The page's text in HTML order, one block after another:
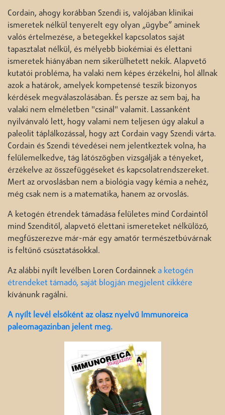
Cordain, ahogy korábban Szendi is, valójában klinikai
ismeretek nélkül tenyerelt egy olyan „ügybe” aminek
valós értelmezése, a betegekkel kapcsolatos saját
tapasztalat nélkül, és mélyebb biokémiai és élettani
ismeretek hiányában nem sikerülhetett nekik. Alapvető
kutatói probléma, ha valaki nem képes érzékelni, hol állnak
azok a határok, amelyek kompetensé teszik bizonyos
kérdések megválaszolásában. És persze az sem baj, ha
valaki nem elméletben "csinál" valamit. Lassanként
nyilvánvaló lett, hogy valami nem teljesen úgy alakul a
paleolit táplálkozással, hogy azt Cordain vagy Szendi várta.
Cordain és Szendi tévedései nem jelentkeztek volna, ha
felülemelkedve, tág látószögben vizsgálják a tényeket,
érzékelve az összefüggéseket és kapcsolatrendszereket.
Mert az orvoslásban nem a biológia vagy kémia a nehéz,
még csak nem is a matematika, hanem az orvoslás.
A ketogén étrendek támadása felületes mind Cordaintől
mind Szenditől, alapvető élettani ismereteket nélkülöző,
megfűszerezve már-már egy amatőr természetbúvárnak
is feltűnő csúsztatásokkal.
Az alábbi nyílt levélben Loren Cordainneka ketogén
étrendeket támadó, saját blogján megjelent cikkére
kívánunk ragálni.
A nyílt levél elsőként az olasz nyelvű Immunoreica
paleomagazinban jelent meg.